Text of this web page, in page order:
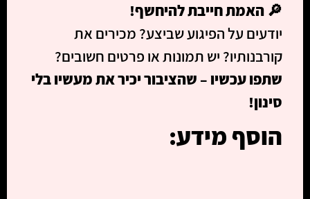
🔎 האמת חייבת להיחשף!
יודעים על הפיגוע שביצע? מכירים את
קורבנותיו? יש תמונות או פרטים חשובים?
שתפו עכשיו – שהציבור יכיר את מעשיו בלי
סינון!
הוסף מידע: